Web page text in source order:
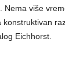
više
Eichhorst.